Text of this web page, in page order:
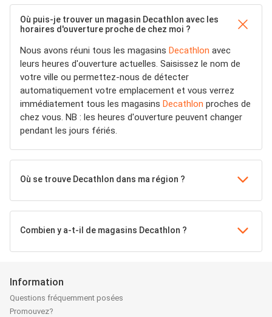
Où puis-je trouver un magasin Decathlon avec les
horaires d'ouverture proche de chez moi ?
Nous avons réuni tous les magasins Decathlon avec
leurs heures d'ouverture actuelles. Saisissez le nom de
votre ville ou permettez-nous de détecter
automatiquement votre emplacement et vous verrez
immédiatement tous les magasins Decathlon proches de
chez vous. NB : les heures d'ouverture peuvent changer
pendant les jours fériés.
Où se trouve Decathlon dans ma région ?
Combien y a-t-il de magasins Decathlon ?
Information
Questions fréquemment posées
Promouvez?